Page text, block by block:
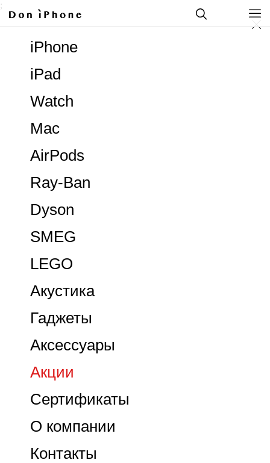
;
Контакты
О компании
Сертификаты
Акции
Аксессуары
Гаджеты
Акустика
Dyson
AirPods
Ray-Ban
LEGO
SMEG
Mac
Watch
iPad
iPhone